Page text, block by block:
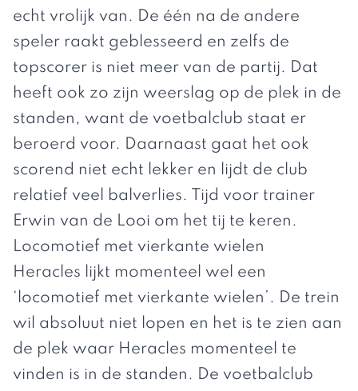
echt vrolijk van. De één na de andere
speler raakt geblesseerd en zelfs de
topscorer is niet meer van de partij. Dat
heeft ook zo zijn weerslag op de plek in de
standen, want de voetbalclub staat er
beroerd voor. Daarnaast gaat het ook
scorend niet echt lekker en lijdt de club
relatief veel balverlies. Tijd voor trainer
Erwin van de Looi om het tij te keren.
Locomotief met vierkante wielen
Heracles lijkt momenteel wel een
‘locomotief met vierkante wielen’. De trein
wil absoluut niet lopen en het is te zien aan
de plek waar Heracles momenteel te
vinden is in de standen . De voetbalclub